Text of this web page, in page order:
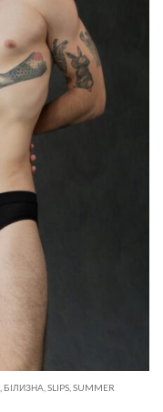
БІЛИЗНА SLIPS SUMMER